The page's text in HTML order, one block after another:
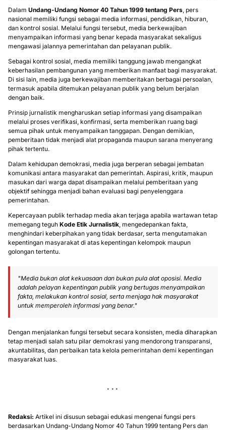
Dalam Undang-Undang Nomor 40 Tahun 1999 tentang Pers , pers
nasional memiliki fungsi sebagai media informasi, pendidikan, hiburan,
dan kontrol sosial. Melalui fungsi tersebut, media berkewajiban
menyampaikan informasi yang benar kepada masyarakat sekaligus
mengawasi jalannya pemerintahan dan pelayanan publik.
Sebagai kontrol sosial, media memiliki tanggung jawab mengangkat
keberhasilan pembangunan yang memberikan manfaat bagi masyarakat.
Di sisi lain, media juga berkewajiban memberitakan berbagai persoalan,
termasuk apabila ditemukan pelayanan publik yang belum berjalan
dengan baik.
Prinsip jurnalistik mengharuskan setiap informasi yang disampaikan
melalui proses verifikasi, konfirmasi, serta memberikan ruang bagi
semua pihak untuk menyampaikan tanggapan. Dengan demikian,
pemberitaan tidak menjadi alat propaganda maupun sarana menyerang
pihak tertentu.
Dalam kehidupan demokrasi, media juga berperan sebagai jembatan
komunikasi antara masyarakat dan pemerintah. Aspirasi, kritik, maupun
masukan dari warga dapat disampaikan melalui pemberitaan yang
objektif sehingga menjadi bahan evaluasi bagi penyelenggara
pemerintahan.
Kepercayaan publik terhadap media akan terjaga apabila wartawan tetap
memegang teguh Kode Etik Jurnalistik , mengedepankan fakta,
menghindari keberpihakan yang tidak berdasar, serta mengutamakan
kepentingan masyarakat di atas kepentingan kelompok maupun
golongan tertentu.
"Media bukan alat kekuasaan dan bukan pula alat oposisi. Media
adalah pelayan kepentingan publik yang bertugas menyampaikan
fakta, melakukan kontrol sosial, serta menjaga hak masyarakat
untuk memperoleh informasi yang benar."
Dengan menjalankan fungsi tersebut secara konsisten, media diharapkan
tetap menjadi salah satu pilar demokrasi yang mendorong transparansi,
akuntabilitas, dan perbaikan tata kelola pemerintahan demi kepentingan
masyarakat luas.
Redaksi: Artikel ini disusun sebagai edukasi mengenai fungsi pers
berdasarkan Undang-Undang Nomor 40 Tahun 1999 tentang Pers dan